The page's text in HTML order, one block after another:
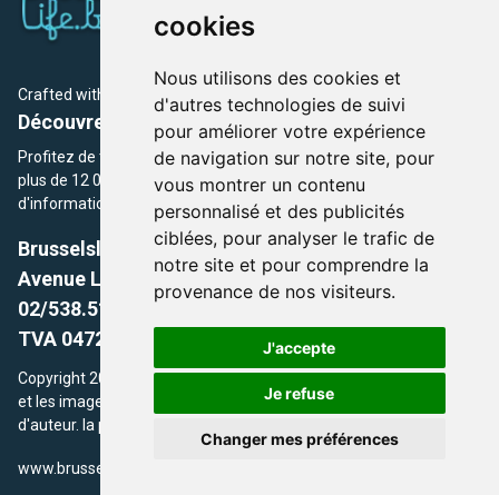
cookies
Nous utilisons des cookies et
d'autres technologies de suivi
pour améliorer votre expérience
de navigation sur notre site, pour
vous montrer un contenu
personnalisé et des publicités
ciblées, pour analyser le trafic de
notre site et pour comprendre la
provenance de nos visiteurs.
J'accepte
Je refuse
Changer mes préférences
Crafted with by Brusselslife Team
Découvrez plus de 12 000 adresses et événements
Profitez de toutes les sections de BrusselsLife.be et découvrez
plus de 12 000 adresses et un grand choix d'événements,
d'informations et de conseils et astuces de notre écriture.
Brusselslife.be
Avenue Louise, 500 -1050 Ixelles, Brussels,
02/538.51.49.
TVA 0472.281.221
Copyright 2026 © Brusselslife.be Tous droits réservés. Le contenu
et les images utilisés sur ce site sont protégés par le droit
d'auteur. la propriétaires respectifs.
www.brusselsLife.be